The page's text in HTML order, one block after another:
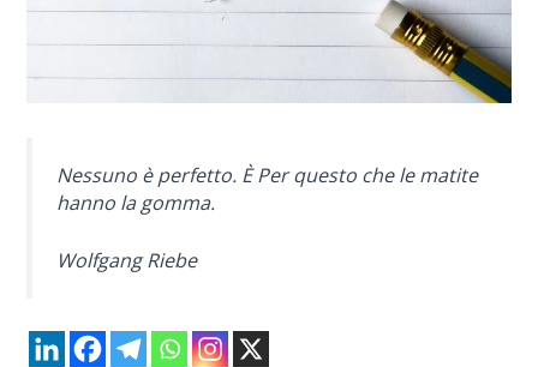
Nessuno è perfetto. È Per questo che le matite
hanno la gomma.
Wolfgang Riebe